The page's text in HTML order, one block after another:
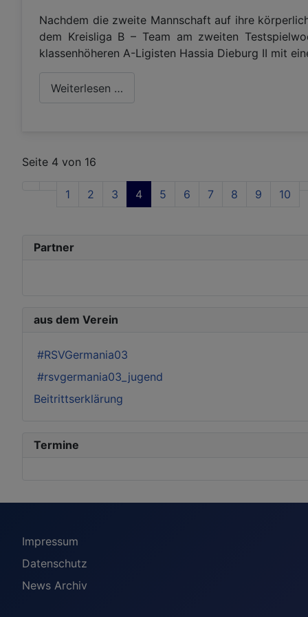
Nachdem die zweite Mannschaft auf ihre
dem Kreisliga B – Team am zweiten
klassenhöheren A-Ligisten Hassia Dieburg II mit
Weiterlesen …
Seite 4 von 16
1 2 3 4 5 6 7 8 9 10
Partner
aus dem Verein
#RSVGermania03
#rsvgermania03_jugend
Beitrittserklärung
Termine
Impressum
Datenschutz
News Archiv